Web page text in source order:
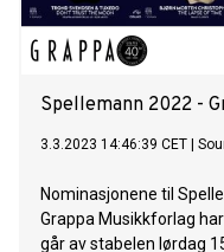
Spellemann 2022 -
3.3.2023 14:46:39 CET
Nominasjonene til
Grappa Musikkforlag
går av stabelen lørdag